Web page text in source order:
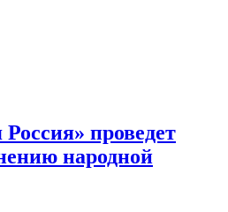
проведет
народной